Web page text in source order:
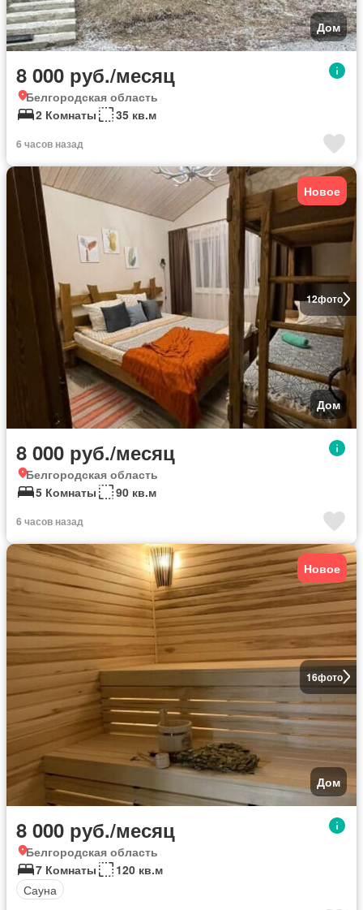
Дом
8 000 руб./месяц
Белгородская область
2 Комнаты
35 кв.м
6 часов назад
12фото
Новое
Дом
8 000 руб./месяц
Белгородская область
5 Комнаты
90 кв.м
6 часов назад
16фото
Новое
Дом
8 000 руб./месяц
Белгородская область
7 Комнаты
120 кв.м
Сауна